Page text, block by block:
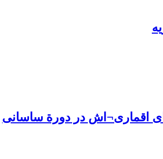
اقماری¬اش در دورة ساسانی